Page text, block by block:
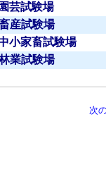
園芸試験場
産試験場
小家畜試験場
業試験場
次